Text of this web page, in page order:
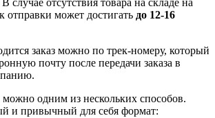
случае отсутствия товара на складе на
отправки может достигать до 12-16
заказ можно по трек-номеру, который
почту после передачи заказа в
одним из нескольких способов.
и привычный для себя формат: